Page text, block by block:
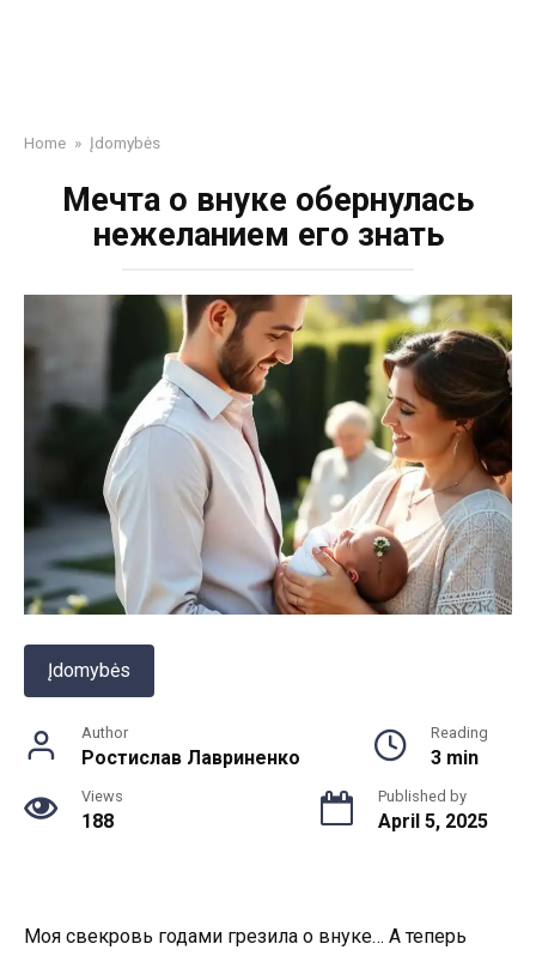
Home » Įdomybės
Мечта о внуке обернулась
нежеланием его знать
Įdomybės
Author
Ростислав Лавриненко
Reading
3 min
Views
188
Published by
April 5, 2025
Моя свекровь годами грезила о внуке… А теперь